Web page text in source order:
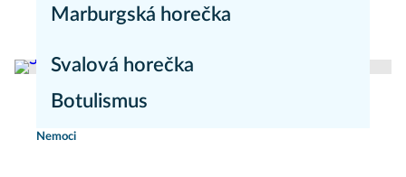
Nemoci
Marburgská horečka
Svalová horečka
redakce Moje zdravíNemoci
Botulismus
Nemoci